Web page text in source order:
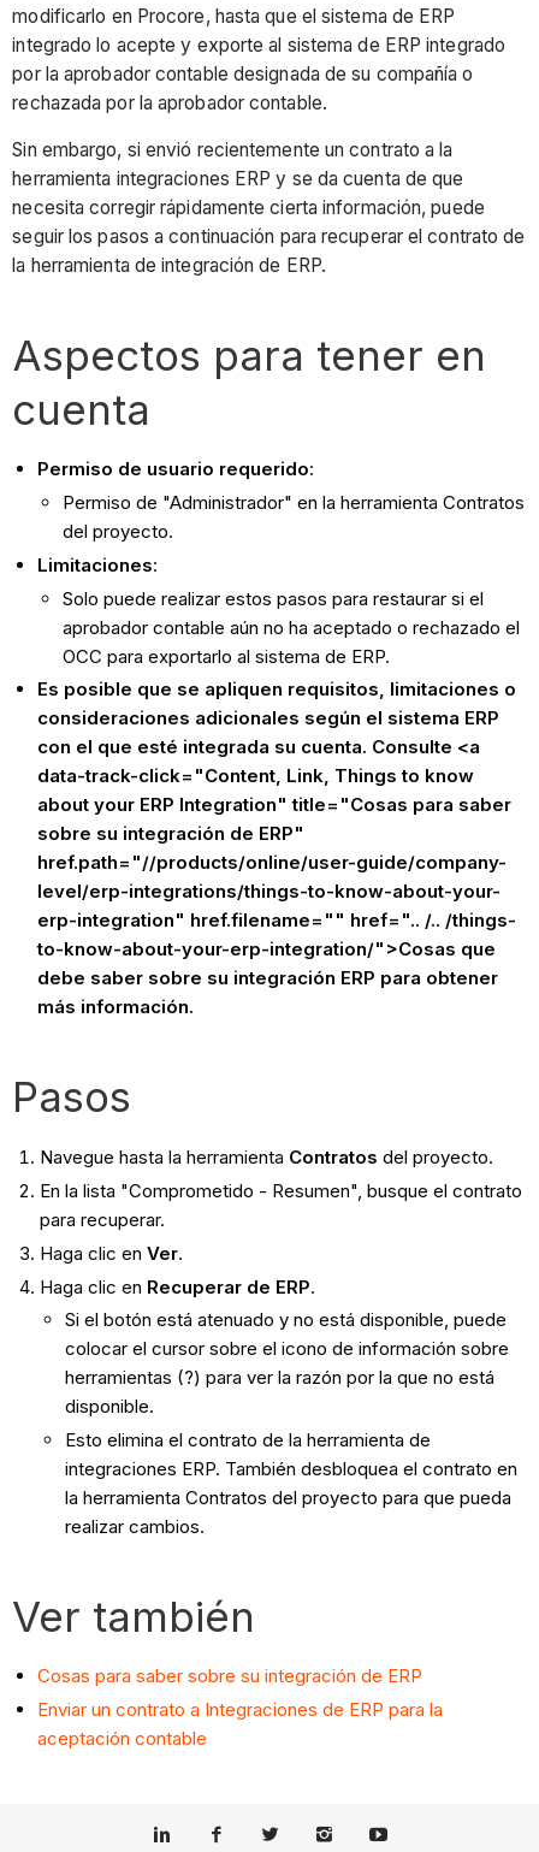
modificarlo en Procore, hasta que el sistema de ERP
integrado lo acepte y exporte al sistema de ERP integrado
por la aprobador contable designada de su compañía o
rechazada por la aprobador contable.
Sin embargo, si envió recientemente un contrato a la
herramienta integraciones ERP y se da cuenta de que
necesita corregir rápidamente cierta información, puede
seguir los pasos a continuación para recuperar el contrato de
la herramienta de integración de ERP.
Aspectos para tener en
cuenta
Permiso de usuario requerido:
Permiso de "Administrador" en la herramienta Contratos
del proyecto.
Limitaciones:
Solo puede realizar estos pasos para restaurar si el
aprobador contable aún no ha aceptado o rechazado el
OCC para exportarlo al sistema de ERP.
Es posible que se apliquen requisitos, limitaciones o
consideraciones adicionales según el sistema ERP
con el que esté integrada su cuenta. Consulte <a
data-track-click="Content, Link, Things to know
about your ERP Integration" title="Cosas para saber
sobre su integración de ERP"
href.path="//products/online/user-guide/company-
level/erp-integrations/things-to-know-about-your-
erp-integration" href.filename="" href=".. /.. /things-
to-know-about-your-erp-integration/">Cosas que
debe saber sobre su integración ERP para obtener
más información.
Pasos
Navegue hasta la herramienta Contratos del proyecto.
En la lista "Comprometido - Resumen", busque el contrato
para recuperar.
Haga clic en Ver.
Haga clic en Recuperar de ERP.
Si el botón está atenuado y no está disponible, puede
colocar el cursor sobre el icono de información sobre
herramientas (?) para ver la razón por la que no está
disponible.
Esto elimina el contrato de la herramienta de
integraciones ERP. También desbloquea el contrato en
la herramienta Contratos del proyecto para que pueda
realizar cambios.
Ver también
Cosas para saber sobre su integración de ERP
Enviar un contrato a Integraciones de ERP para la
aceptación contable